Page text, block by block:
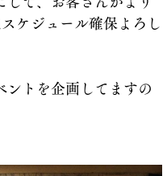
ケジュール確保よろし
ントを企画してますの